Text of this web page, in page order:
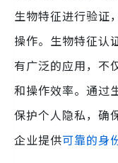
生物特征进行验证
操作。生物特征认
有广泛的应用，不
和操作效率。通过
保护个人隐私，确
企业提供可靠的身